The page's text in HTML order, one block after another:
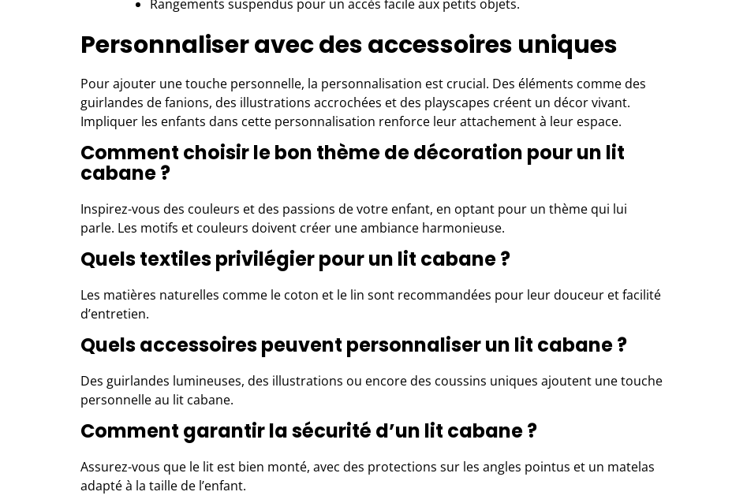
Rangements suspendus pour un accès facile aux petits objets.
Personnaliser avec des accessoires uniques
Pour ajouter une touche personnelle, la personnalisation est crucial. Des éléments comme des
guirlandes de fanions, des illustrations accrochées et des playscapes créent un décor vivant.
Impliquer les enfants dans cette personnalisation renforce leur attachement à leur espace.
Comment choisir le bon thème de décoration pour un lit
cabane ?
Inspirez-vous des couleurs et des passions de votre enfant, en optant pour un thème qui lui
parle. Les motifs et couleurs doivent créer une ambiance harmonieuse.
Quels textiles privilégier pour un lit cabane ?
Les matières naturelles comme le coton et le lin sont recommandées pour leur douceur et facilité
d’entretien.
Quels accessoires peuvent personnaliser un lit cabane ?
Des guirlandes lumineuses, des illustrations ou encore des coussins uniques ajoutent une touche
personnelle au lit cabane.
Comment garantir la sécurité d’un lit cabane ?
Assurez-vous que le lit est bien monté, avec des protections sur les angles pointus et un matelas
adapté à la taille de l’enfant.